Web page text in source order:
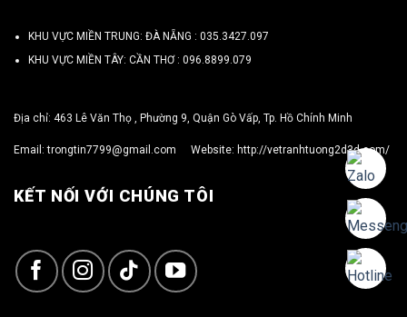
KHU VỰC MIỀN TRUNG: ĐÀ NẴNG : 035.3427.097
KHU VỰC MIỀN TÂY: CẦN THƠ : 096.8899.079
Địa chỉ: 463 Lê Văn Thọ , Phường 9, Quận Gò Vấp, Tp. Hồ Chính Minh
Email:trongtin7799@gmail.com Website: http://vetranhtuong2d3d.com/
KẾT NỐI VỚI CHÚNG TÔI